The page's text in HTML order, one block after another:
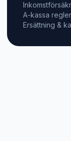
A-kassa regler
Ersättning &